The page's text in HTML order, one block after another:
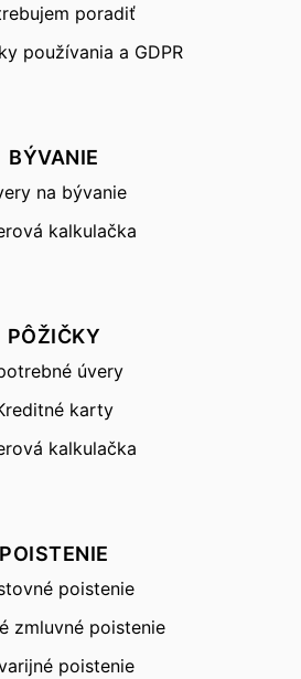
poradiť
používania a GDPR
BÝVANIE
na bývanie
kalkulačka
PÔŽIČKY
úvery
karty
kalkulačka
POISTENIE
poistenie
zmluvné poistenie
poistenie